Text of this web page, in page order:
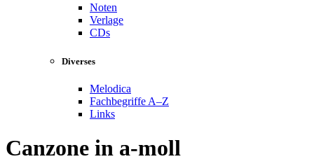
Noten
Verlage
CDs
Diverses
Melodica
Fachbegriffe A–Z
Links
Canzone in a-moll